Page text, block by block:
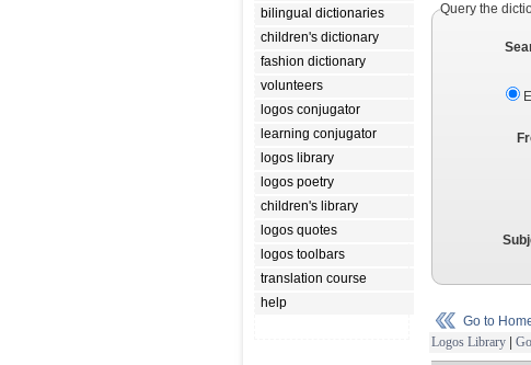
bilingual dictionaries
children's dictionary
fashion dictionary
volunteers
logos conjugator
learning conjugator
logos library
logos poetry
children's library
logos quotes
logos toolbars
translation course
help
Query the
Go to
Logos Library |